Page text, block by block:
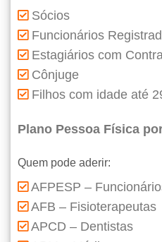
Sócios
Funcionários
Estagiários com
Cônjuge
Filhos com idade até
Plano Pessoa Física
Quem pode aderir:
AFPESP –
AFB – Fisioterapeutas
APCD – Dentistas